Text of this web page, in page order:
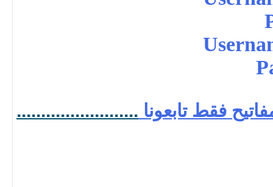
فقط تابعونا .
.
.
.
.
.
.
.
.
.
.
.
.
.
.
.
.
.
.
.
.
.
.
.
.